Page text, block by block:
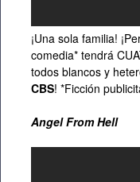
¡Una sola familia!
comedia* tendrá
todos blancos y
CBS! *Ficción
Angel From Hell